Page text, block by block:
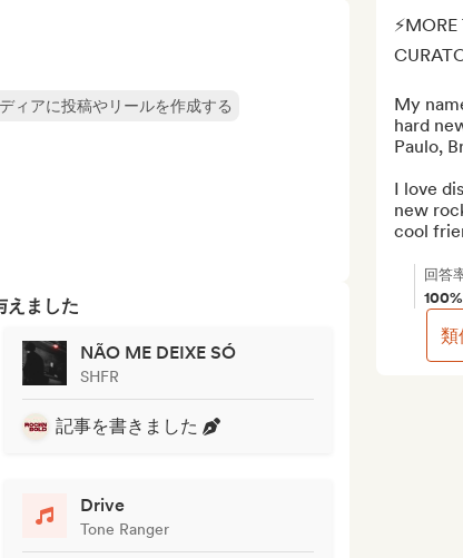
ィアに投稿やリールを作成する
えました
NÃO ME DEIXE SÓ
SHFR
記事を書きました
Drive
Tone Ranger
My
hard
Paulo,
I love
new
cool
回答
100%
類